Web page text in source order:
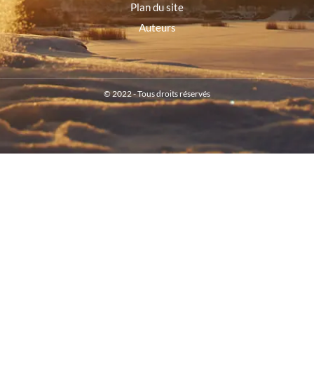
Plan du site
Auteurs
© 2022 - Tous droits réservés